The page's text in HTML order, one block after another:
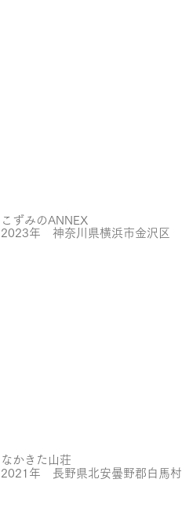
こずみのANNEX
2023年 神奈川県横浜市金沢区
なかきた山荘
2021年 長野県北安曇野郡白馬村